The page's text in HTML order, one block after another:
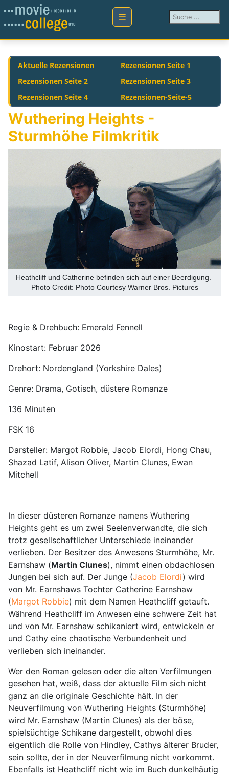
Suchen ...
Aktuelle Rezensionen
Rezensionen Seite 1
Rezensionen Seite 2
Rezensionen Seite 3
Rezensionen Seite 4
Rezensionen-Seite-5
Wuthering Heights -
Sturmhöhe Filmkritik
Heathcliff und Catherine befinden sich auf einer Beerdigung.
Photo Credit: Photo Courtesy Warner Bros. Pictures
Regie & Drehbuch: Emerald Fennell
Kinostart: Februar 2026
Drehort: Nordengland (Yorkshire Dales)
Genre: Drama, Gotisch, düstere Romanze
136 Minuten
FSK 16
Darsteller: Margot Robbie, Jacob Elordi, Hong Chau,
Shazad Latif, Alison Oliver, Martin Clunes, Ewan
Mitchell
In dieser düsteren Romanze namens Wuthering
Heights geht es um zwei Seelenverwandte, die sich
trotz gesellschaftlicher Unterschiede ineinander
verlieben. Der Besitzer des Anwesens Sturmhöhe, Mr.
Earnshaw (Martin Clunes), nimmt einen obdachlosen
Jungen bei sich auf. Der Junge (Jacob Elordi) wird
von Mr. Earnshaws Tochter Catherine Earnshaw
(Margot Robbie) mit dem Namen Heathcliff getauft.
Während Heathcliff im Anwesen eine schwere Zeit hat
und von Mr. Earnshaw schikaniert wird, entwickeln er
und Cathy eine chaotische Verbundenheit und
verlieben sich ineinander.
Wer den Roman gelesen oder die alten Verfilmungen
gesehen hat, weiß, dass der aktuelle Film sich nicht
ganz an die originale Geschichte hält. In der
Neuverfilmung von Wuthering Heights (Sturmhöhe)
wird Mr. Earnshaw (Martin Clunes) als der böse,
spielsüchtige Schikane dargestellt, obwohl dies
eigentlich die Rolle von Hindley, Cathys älterer Bruder,
sein sollte, der in der Neuverfilmung nicht vorkommt.
Ebenfalls ist Heathcliff nicht wie im Buch dunkelhäutig